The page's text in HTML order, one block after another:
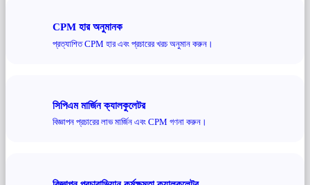
CPM হার অনুমানক
প্রত্যাশিত CPM হার এবং প্রচারের খরচ অনুমান করুন।
সিপিএম মার্জিন ক্যালকুলেটর
বিজ্ঞাপন প্রচারের লাভ মার্জিন এবং CPM গণনা করুন।